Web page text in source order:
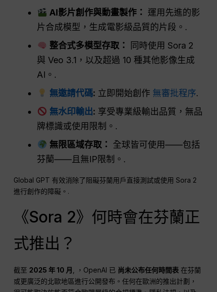
AI影片創作與動畫製作：
運用先進的影
片合成模型，生成電影級品質的片段。.
整合式多模型存取：
同時使用 Sora 2
與 Veo 3.1，以及超過 10 種其他影像生成
AI。.
無邀請代碼: 立即開始創作 無審批程序.
無水印輸出: 享受專業級輸出品質，無品
牌標識或使用限制。.
無限區域存取：
全球皆可使用——包括
芬蘭——且無IP限制。.
Global GPT 有效消除了阻礙芬蘭用戶直接測試或使用 Sora 2
進行創作的障礙。.
《Sora 2》何時會在芬蘭正
式推出？
截至 2025 年 10 月 , ，OpenAI 已 尚未公布任何時間表 在芬蘭
或更廣泛的北歐地區進行公開發布。任何在歐洲的推出計劃，